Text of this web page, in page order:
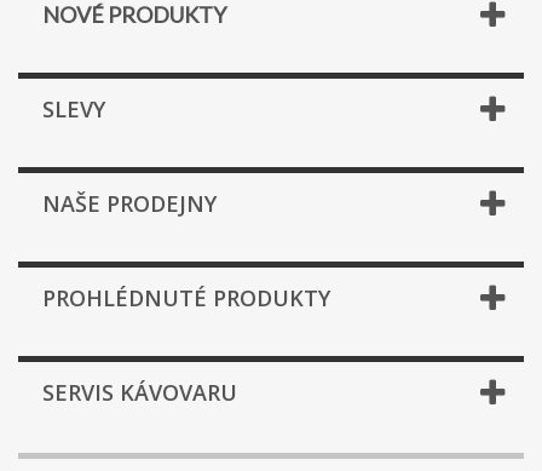
NOVÉ PRODUKTY
SLEVY
NAŠE PRODEJNY
PROHLÉDNUTÉ PRODUKTY
SERVIS KÁVOVARU